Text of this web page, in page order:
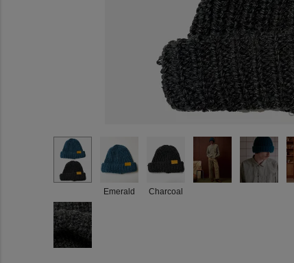
Emerald Charcoal